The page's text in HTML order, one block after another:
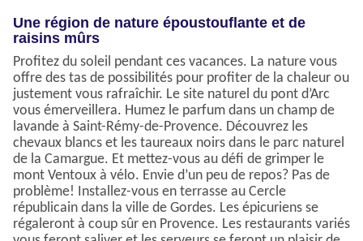
Une région de nature époustouflante et de
raisins mûrs
Profitez du soleil pendant ces vacances. La nature vous
offre des tas de possibilités pour profiter de la chaleur ou
justement vous rafraîchir. Le site naturel du pont d’Arc
vous émerveillera. Humez le parfum dans un champ de
lavande à Saint-Rémy-de-Provence. Découvrez les
chevaux blancs et les taureaux noirs dans le parc naturel
de la Camargue. Et mettez-vous au défi de grimper le
mont Ventoux à vélo. Envie d’un peu de repos? Pas de
problème! Installez-vous en terrasse au Cercle
républicain dans la ville de Gordes. Les épicuriens se
régaleront à coup sûr en Provence. Les restaurants variés